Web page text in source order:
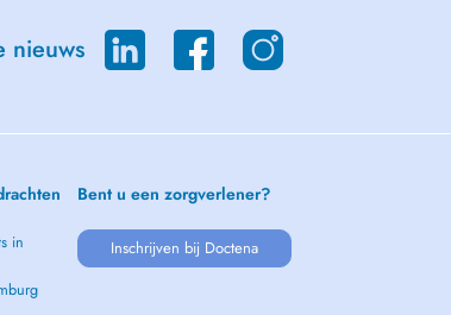
nieuws
in
Bent u een zorgverlener?
Inschrijven bij Doctena